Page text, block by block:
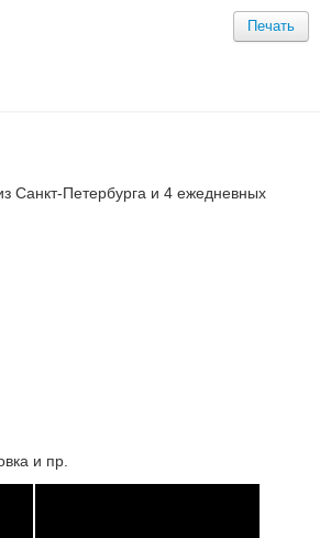
Печать
Санкт-Петербурга и 4 ежедневных
и пр.